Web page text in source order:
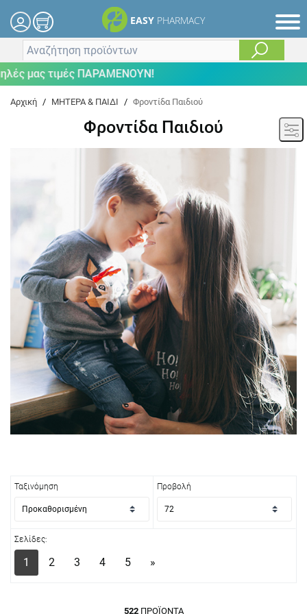
EASY PHARMACY
τιμές ΠΑΡΑΜΕΝΟΥΝ!
Αρχική / ΜΗΤΕΡΑ & ΠΑΙΔΙ / Φροντίδα Παιδιού
Φροντίδα Παιδιού
Ταξινόμηση Προβολή
Σελίδες:
1 2 3 4 5 »
522ΠΡΟΪΌΝΤΑ